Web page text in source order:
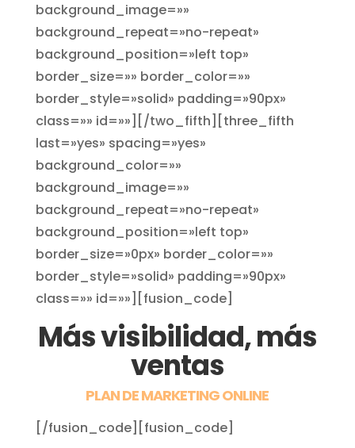
background_image=»»
background_repeat=»no-repeat»
background_position=»left top»
border_size=»» border_color=»»
border_style=»solid» padding=»90px»
class=»» id=»»][/two_fifth][three_fifth
last=»yes» spacing=»yes»
background_color=»»
background_image=»»
background_repeat=»no-repeat»
background_position=»left top»
border_size=»0px» border_color=»»
border_style=»solid» padding=»90px»
class=»» id=»»][fusion_code]
Más visibilidad, más
ventas
PLAN DE MARKETING ONLINE
[/fusion_code][fusion_code]